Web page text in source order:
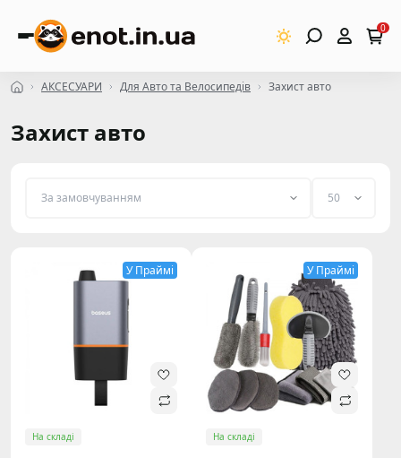
0
АКСЕСУАРИ Для Авто та Велосипедів Захист авто
Захист авто
У Праймі
На складі
У Праймі
На складі